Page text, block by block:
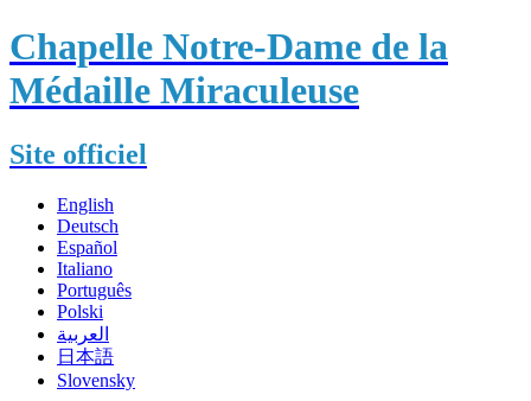
Chapelle Notre-Dame de la
Médaille Miraculeuse
Site officiel
English
Deutsch
Español
Italiano
Português
Polski
العربية
日本語
Slovensky